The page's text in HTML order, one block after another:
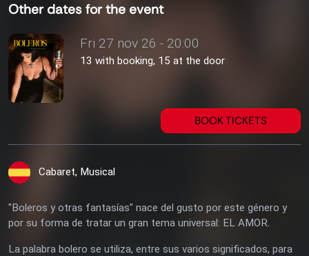
Other dates for the event
Fri 27 nov 26 - 20:00
13 with booking, 15 at the door
BOOK TICKETS
Cabaret, Musical
"Boleros y otras fantasías" nace del gusto por este género y
por su forma de tratar un gran tema universal: EL AMOR.
La palabra bolero se utiliza, entre sus varios significados, para